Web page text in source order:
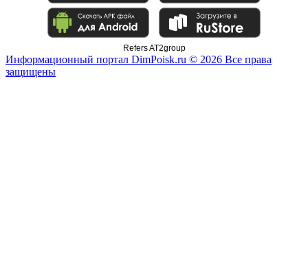
Refers AT2group
Информационный портал DimPoisk.ru © 2026 Все права
защищены